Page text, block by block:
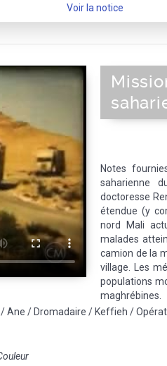
Voir la notice
Notes
saharienne
doctoresse
étendue (y
nord Mali
malades
camion de la
village. Les
populations
maghrébines.
Ane / Dromadaire / Keffieh /